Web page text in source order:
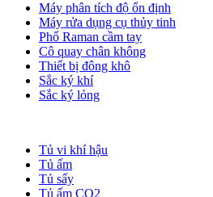
Máy phân tích độ ổn định
Máy rửa dụng cụ thủy tinh
Phổ Raman cầm tay
Cô quay chân không
Thiết bị đông khô
Sắc ký khí
Sắc ký lỏng
Tủ vi khí hậu
Tủ ấm
Tủ sấy
Tủ ấm CO2